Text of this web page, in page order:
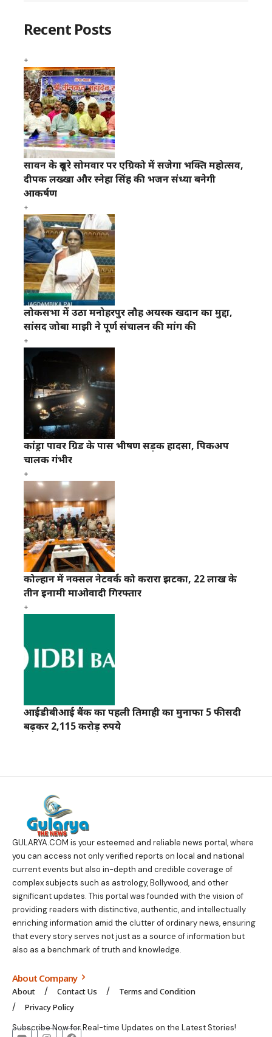
Recent Posts
सावन के दूसरे सोमवार पर एग्रिको में सजेगा भक्ति महोत्सव,
दीपक लख्खा और स्नेहा सिंह की भजन संध्या बनेगी
आकर्षण
लोकसभा में उठा मनोहरपुर लौह अयस्क खदान का मुद्दा,
सांसद जोबा माझी ने पूर्ण संचालन की मांग की
कांड्रा पावर ग्रिड के पास भीषण सड़क हादसा, पिकअप
चालक गंभीर
कोल्हान में नक्सल नेटवर्क को करारा झटका, 22 लाख के
तीन इनामी माओवादी गिरफ्तार
आईडीबीआई बैंक का पहली तिमाही का मुनाफा 5 फीसदी
बढ़कर 2,115 करोड़ रुपये
GULARYA.COM is your esteemed and reliable news portal, where
you can access not only verified reports on local and national
current events but also in-depth and credible coverage of
complex subjects such as astrology, Bollywood, and other
significant updates. This portal was founded with the vision of
providing readers with distinctive, authentic, and intellectually
enriching information amid the clutter of ordinary news, ensuring
that every story serves not just as a source of information but
also as a benchmark of truth and knowledge.
About Company
About Contact Us
Terms and Condition
Privacy Policy
Subscribe Now for Real-time Updates on the Latest Stories!